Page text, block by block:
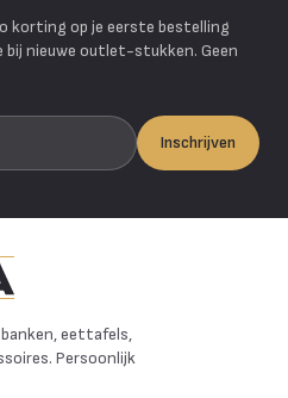
korting op je eerste bestelling
bij nieuwe outlet-stukken. Geen
Inschrijven
eettafels,
Persoonlijk